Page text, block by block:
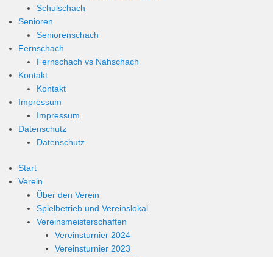
Schulschach
Senioren
Seniorenschach
Fernschach
Fernschach vs Nahschach
Kontakt
Kontakt
Impressum
Impressum
Datenschutz
Datenschutz
Start
Verein
Über den Verein
Spielbetrieb und Vereinslokal
Vereinsmeisterschaften
Vereinsturnier 2024
Vereinsturnier 2023